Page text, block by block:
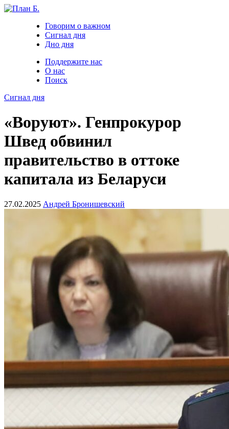
Говорим о важном
Сигнал дня
Дно дня
Поддержите нас
О нас
Поиск
Сигнал дня
«Воруют». Генпрокурор
Швед обвинил
правительство в оттоке
капитала из Беларуси
27.02.2025 Андрей Бронишевский